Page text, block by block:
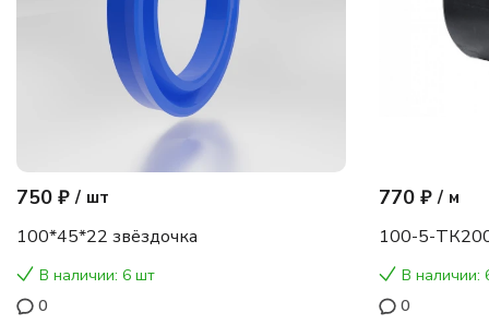
750 ₽ / шт
100*45*22 звёздочка
В наличии: 6 шт
0
770 ₽ / м
100-5-
В наличии:
0